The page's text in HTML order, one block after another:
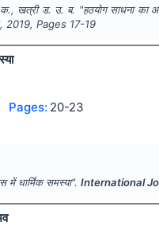
क., खत्री ड. उ. ब. "हठयोग साधना का
,2019, Pages 17-19
Pages: 20-23
में धार्मिक समस्या".International